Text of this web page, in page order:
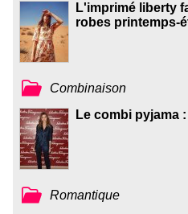
L'imprimé liberty
robes printemps-
Combinaison
Le combi pyjama
Romantique